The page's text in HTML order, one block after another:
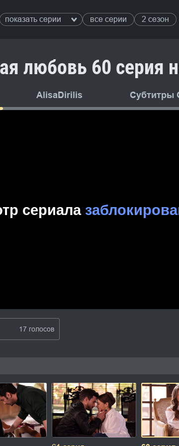
показать серии все серии 2 сезон
любовь 60 серия
AlisaDirilis Субтитры
17 голосов